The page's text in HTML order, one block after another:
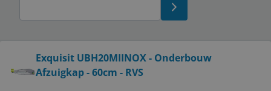
Exquisit UBH20MIINOX - Onderbouw
Afzuigkap - 60cm - RVS
Service